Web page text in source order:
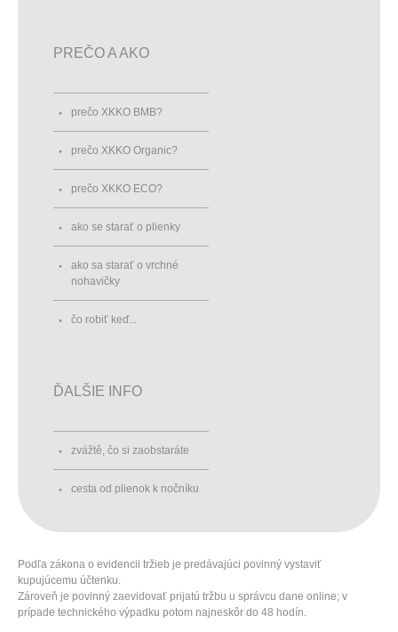
PREČO A AKO
prečo XKKO BMB?
prečo XKKO Organic?
prečo XKKO ECO?
ako se starať o plienky
ako sa starať o vrchné
nohavičky
čo robiť keď...
ĎALŠIE INFO
zvážtě, čo si zaobstaráte
cesta od plienok k nočníku
Podľa zákona o evidencii tržieb je predávajúci povinný vystaviť
kupujúcemu účtenku.
Zároveň je povinný zaevidovať prijatú tržbu u správcu dane online; v
prípade technického výpadku potom najneskôr do 48 hodín.